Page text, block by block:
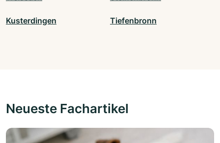
Kusterdingen Tiefenbronn
Neueste Fachartikel